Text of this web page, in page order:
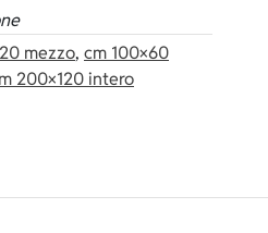
mezzo, cm 100×60
200×120 intero